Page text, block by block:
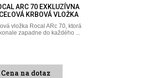
ARC 70 EXKLUZÍVNA
KRBOVÁ VLOŽKA
vložka Rocal ARc 70, ktorá
zapadne do každého ...
Cena na dotaz